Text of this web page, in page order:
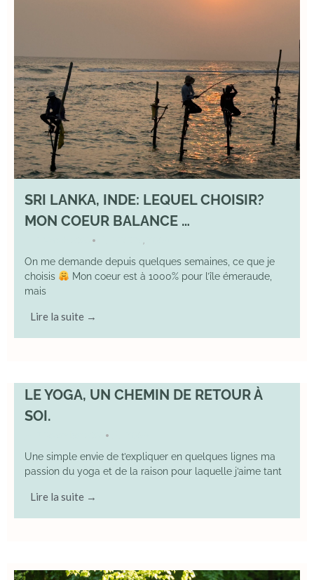
SRI LANKA, INDE: LEQUEL CHOISIR?
MON COEUR BALANCE …
•
On me demande depuis quelques semaines, ce que je
choisis
Mon coeur est à 1000% pour l’île émeraude,
mais
Lire la suite →
LE YOGA, UN CHEMIN DE RETOUR À
SOI.
•
Une simple envie de t’expliquer en quelques lignes ma
passion du yoga et de la raison pour laquelle j’aime tant
Lire la suite →